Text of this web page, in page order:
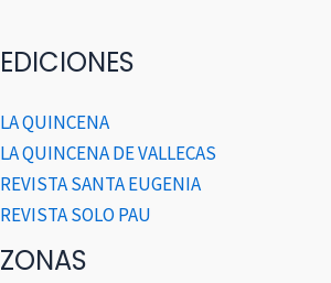
EDICIONES
LA QUINCENA
LA QUINCENA DE VALLECAS
REVISTA SANTA EUGENIA
REVISTA SOLO PAU
ZONAS